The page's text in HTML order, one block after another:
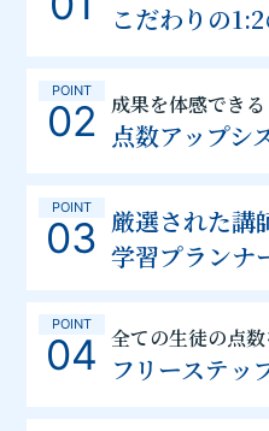
こだわりの
POINT
02 成果を体感できる
点数アップシ
POINT
03 厳選された講
学習プランナ
POINT
04 全ての生徒の点
フリーステッ